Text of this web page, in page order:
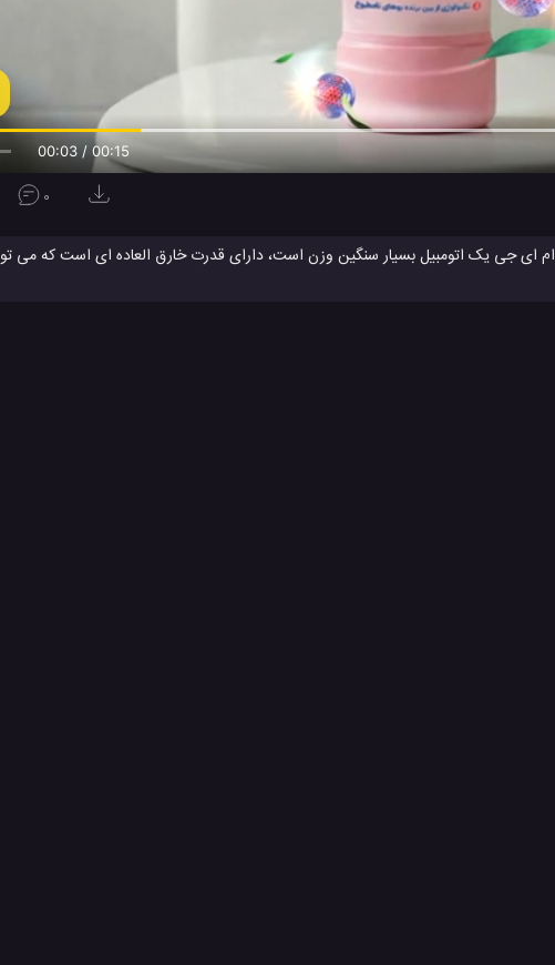
00:04 / 00:15
0
ویدئو:با اتومبیل جدید شرکت مرسدس بنز آلمان آشنا شوید؛ جی 63 ام ای جی یک اتومبیل بسیار سنگین وزن است، دارای قدرت خارق العاده ای است